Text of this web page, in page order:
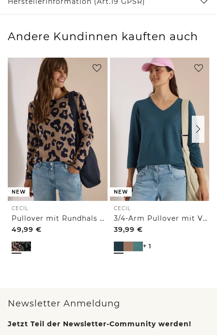
Andere Kundinnen kauften auch
NEW
CECIL
Pullover mit Rundhals und Leo-Muster
49,99 €
NEW
CECIL
3/4-Arm Pullover mit V-Neck und Strukturfront
39,99 €
+ 1
Newsletter Anmeldung
Jetzt Teil der Newsletter-Community werden!